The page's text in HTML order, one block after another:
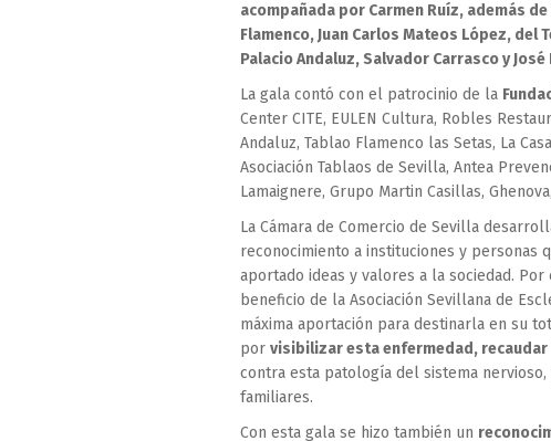
acompañada por Carmen Ruíz, además
Flamenco, Juan Carlos Mateos López, del
Palacio Andaluz, Salvador Carrasco y José
La gala contó con el patrocinio de la
Center CITE, EULEN Cultura, Robles
Andaluz, Tablao Flamenco las Setas, La
Asociación Tablaos de Sevilla, Antea
Lamaignere, Grupo Martin Casillas,
La Cámara de Comercio de Sevilla
reconocimiento a instituciones y personas
aportado ideas y valores a la sociedad.
beneficio de la Asociación Sevillana de
máxima aportación para destinarla en su
por visibilizar esta enfermedad,
contra esta patología del sistema
familiares.
Con esta gala se hizo también un